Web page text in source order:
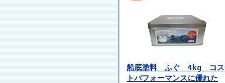
船底塗料 ふぐ 4kg コス
トパフォーマンスに優れた